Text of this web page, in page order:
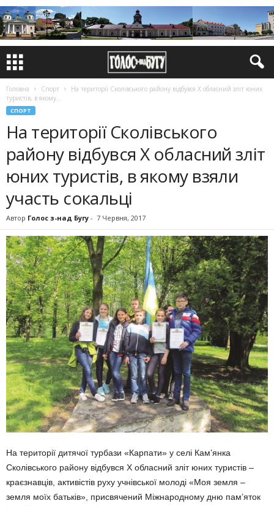
Головна Спорт
На території Сколівського району відбувся Х обласний зліт юних
туристів, в якому...
СПОРТ
На території Сколівського
району відбувся Х обласний зліт
юних туристів, в якому взяли
участь сокальці
Автор Голос з-над Бугу - 7 Червня, 2017
На території дитячої турбази «Карпати» у селі Кам’янка
Сколівського району відбувся Х обласний зліт юних туристів –
краєзнавців, активістів руху учнівської молоді «Моя земля –
земля моїх батьків», присвячений Міжнародному дню пам’яток